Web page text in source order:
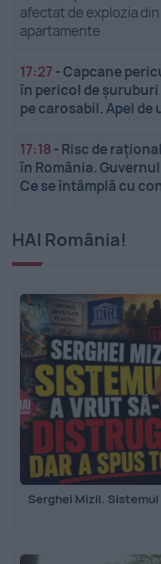
afectat de explozia din
apartamente
17:27 -Capcane
în pericol de
pe carosabil. Apel de
17:18 - Risc de
în România.
Ce se întâmplă cu
HAI România!
Serghei Mizil.